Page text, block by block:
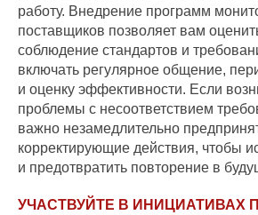
работу. Внедрение программ
поставщиков позволяет вам
соблюдение стандартов и
включать регулярное общение,
и оценку эффективности. Если
проблемы с несоответствием
важно незамедлительно
корректирующие действия, чтобы
и предотвратить повторение в
УЧАСТВУЙТЕ В ИНИЦИАТИВАХ